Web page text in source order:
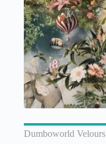
Dumboworld Velours